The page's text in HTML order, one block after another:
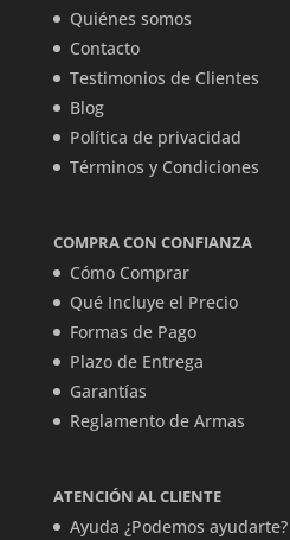
Quiénes somos
Contacto
Testimonios de Clientes
Blog
Política de privacidad
Términos y Condiciones
COMPRA CON CONFIANZA
Cómo Comprar
Qué Incluye el Precio
Formas de Pago
Plazo de Entrega
Garantías
Reglamento de Armas
ATENCIÓN AL CLIENTE
Ayuda ¿Podemos ayudarte?